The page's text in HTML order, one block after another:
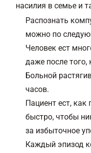
насилия в семье и
Распознать
можно по
Человек ест
даже после того,
Больной
часов.
Пациент ест, как
быстро, чтобы
за избыточное
Каждый эпизод